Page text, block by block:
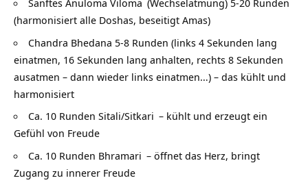
Sanftes Anuloma Viloma (Wechselatmung) 5-20 Runden
(harmonisiert alle Doshas, beseitigt Amas)
Chandra Bhedana 5-8 Runden (links 4 Sekunden lang
einatmen, 16 Sekunden lang anhalten, rechts 8 Sekunden
ausatmen – dann wieder links einatmen…) – das kühlt und
harmonisiert
Ca. 10 Runden Sitali/Sitkari – kühlt und erzeugt ein
Gefühl von Freude
Ca. 10 Runden Bhramari – öffnet das Herz, bringt
Zugang zu innerer Freude